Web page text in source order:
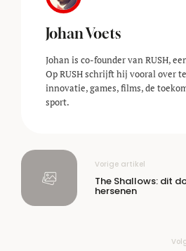
Johan Voets
Johan is co-founder van RUSH,
Op RUSH schrijft hij vooral over
innovatie, games, films, de
sport.
Vorige artikel
The Shallows: dit
hersenen